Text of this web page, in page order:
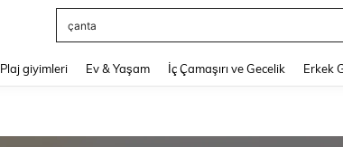
çanta
Plaj giyimleri Ev & Yaşam İç Çamaşırı ve Gecelik Erkek